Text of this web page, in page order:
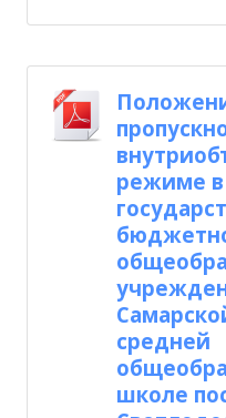
режиме в
средней
школе